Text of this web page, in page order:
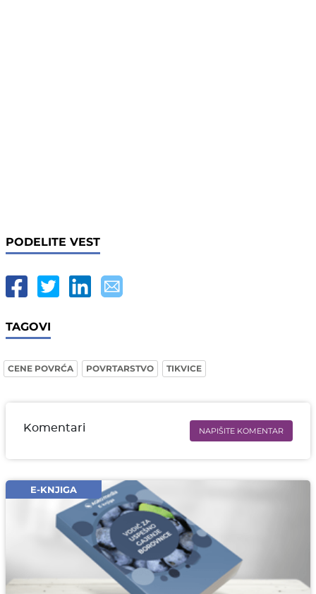
PODELITE VEST
TAGOVI
CENE POVRĆA POVRTARSTVO TIKVICE
Komentari NAPIŠITE KOMENTAR
Email* obavezno
Komentar* obavezno
E-KNJIGA